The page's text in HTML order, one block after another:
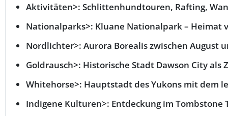
Aktivitäten>: Schlittenhundtouren, Rafting,
Nationalparks>: Kluane Nationalpark – Heimat
Nordlichter>: Aurora Borealis zwischen August
Goldrausch>: Historische Stadt Dawson City als
Whitehorse>: Hauptstadt des Yukons mit dem
Indigene Kulturen>: Entdeckung im Tombstone